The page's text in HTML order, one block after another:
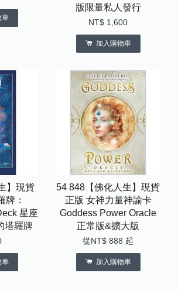
車
版限量私人發行
NT$ 1,600
加入購物車
】現貨
牌：
星座
塔羅牌
車
54 848【佛化人生】現貨
正版 女神力量神諭卡
Goddess Power Oracle
正常版&擴大版
從NT$ 888 起
加入購物車